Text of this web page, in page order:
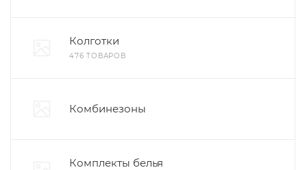
Колготки
476 ТОВАРОВ
Комбинезоны
Комплекты белья